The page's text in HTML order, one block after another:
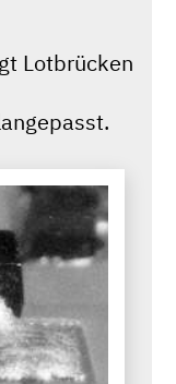
Lotbrücken